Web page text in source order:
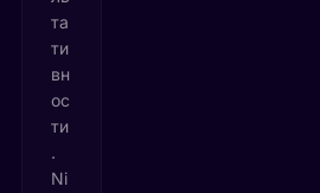
та
ти
вн
ос
ти
.
Ni